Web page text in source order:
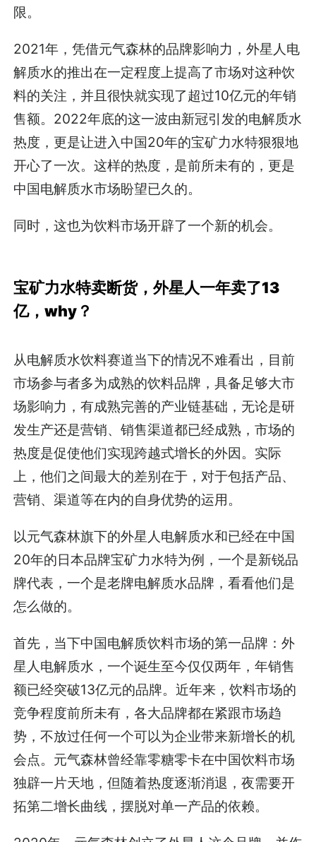
限。
2021年，凭借元气森林的品牌影响力，外星人电
解质水的推出在一定程度上提高了市场对这种饮
料的关注，并且很快就实现了超过10亿元的年销
售额。2022年底的这一波由新冠引发的电解质水
热度，更是让进入中国20年的宝矿力水特狠狠地
开心了一次。这样的热度，是前所未有的，更是
中国电解质水市场盼望已久的。
同时，这也为饮料市场开辟了一个新的机会。
宝矿力水特卖断货，外星人一年卖了13
亿，why？
从电解质水饮料赛道当下的情况不难看出，目前
市场参与者多为成熟的饮料品牌，具备足够大市
场影响力，有成熟完善的产业链基础，无论是研
发生产还是营销、销售渠道都已经成熟，市场的
热度是促使他们实现跨越式增长的外因。实际
上，他们之间最大的差别在于，对于包括产品、
营销、渠道等在内的自身优势的运用。
以元气森林旗下的外星人电解质水和已经在中国
20年的日本品牌宝矿力水特为例，一个是新锐品
牌代表，一个是老牌电解质水品牌，看看他们是
怎么做的。
首先，当下中国电解质饮料市场的第一品牌：外
星人电解质水，一个诞生至今仅仅两年，年销售
额已经突破13亿元的品牌。近年来，饮料市场的
竞争程度前所未有，各大品牌都在紧跟市场趋
势，不放过任何一个可以为企业带来新增长的机
会点。元气森林曾经靠零糖零卡在中国饮料市场
独辟一片天地，但随着热度逐渐消退，夜需要开
拓第二增长曲线，摆脱对单一产品的依赖。